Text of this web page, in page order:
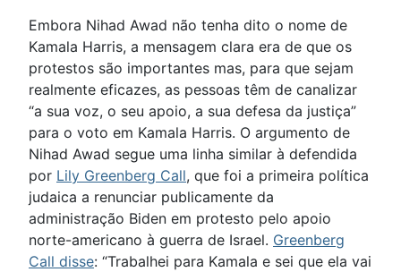
Embora Nihad Awad não tenha dito o nome de
Kamala Harris, a mensagem clara era de que os
protestos são importantes mas, para que sejam
realmente eficazes, as pessoas têm de canalizar
“a sua voz, o seu apoio, a sua defesa da justiça”
para o voto em Kamala Harris. O argumento de
Nihad Awad segue uma linha similar à defendida
por Lily Greenberg Call, que foi a primeira política
judaica a renunciar publicamente da
administração Biden em protesto pelo apoio
norte-americano à guerra de Israel. Greenberg
Call disse: “Trabalhei para Kamala e sei que ela vai